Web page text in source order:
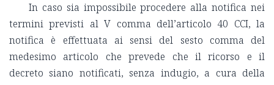
In caso sia impossibile procedere alla notifica nei
termini previsti al V comma dell’articolo 40 CCI, la
notifica è effettuata ai sensi del sesto comma del
medesimo articolo che prevede che il ricorso e il
decreto siano notificati, senza indugio, a cura della